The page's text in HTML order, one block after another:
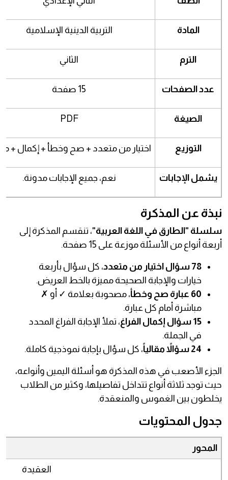
المادة التربية الدينية الإسلامية
الترم الثاني
عدد الصفحات 15 صفحة
الصيغة PDF
التوزيع اختيار من متعدد + صح وخطأ + إكمال +
يشمل الإجابات نعم، جميع الإجابات مدونة.
نبذة عن المذكرة
سلسلة "الطارق في اللغة العربية"، تنقسم المذكرة إلى
أربعة أنواع من الأسئلة موزعة على 15 صفحة.
78 سؤال اختيار من متعدد
، كل سؤال بأربعة
خيارات والإجابة الصحيحة مميزة بالخط العريض.
60 عبارة صح وخطأ
، مصحوبة بعلامة ✓ أو ✗
مباشرة أمام كل عبارة.
15 سؤال إكمال الفراغ
، تملأ الإجابة الفراغ المحدد
في الجملة.
24 سؤالاً مقالياً
، كل سؤال بإجابة نموذجية كاملة.
الجزء الأصعب في هذه المذكرة هو أسئلة اليمين وأنواعه،
حيث توجد ثلاثة أنواع تتداخل تفاصيلها، وكثير من الطلاب
يخلطون بين الغموس والمنعقدة.
جدول المحتويات
المحور
العقيدة